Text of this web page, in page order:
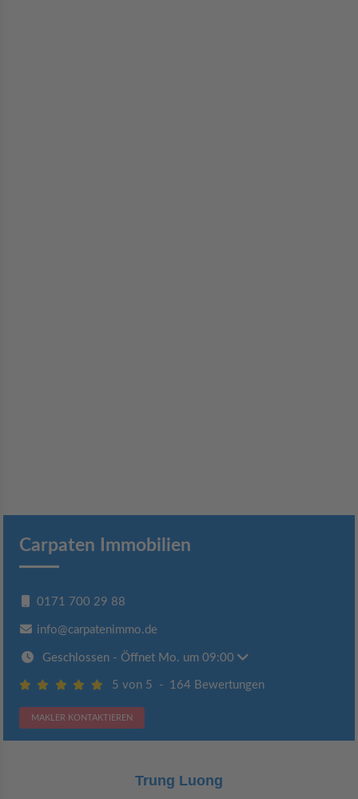
Carpaten Immobilien
0171 700 29 88
info@carpatenimmo.de
Geschlossen - Öffnet Mo. um 09:00
5 von 5 - 164 Bewertungen
MAKLER KONTAKTIEREN
Claudia Bergrath